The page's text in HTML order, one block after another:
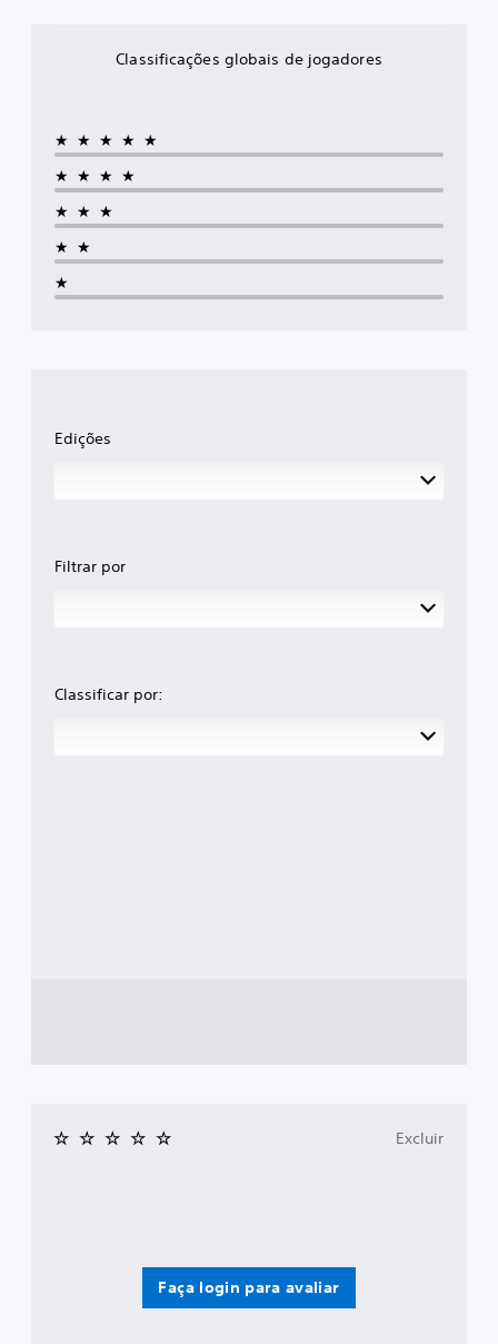
Classificações globais de jogadores
★★★★★
★★★★
★★★
★★
★
Edições
Filtrar por
Classificar por:
Faça login para avaliar
Excluir